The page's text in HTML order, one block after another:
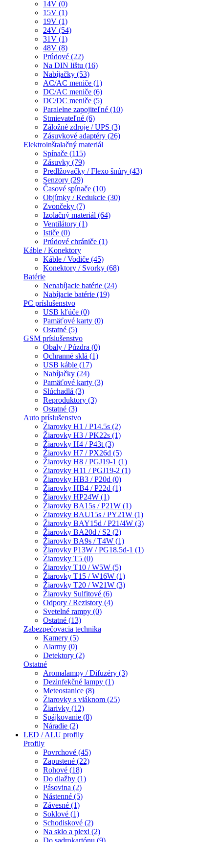
14V (0)
15V (1)
19V (1)
24V (54)
31V (1)
48V (8)
Prúdové (22)
Na DIN lištu (16)
Nabíjačky (53)
AC/AC meniče (1)
DC/AC meniče (6)
DC/DC meniče (5)
Paralelne zapojiteľné (10)
Stmievateľné (6)
Záložné zdroje / UPS (3)
Zásuvkové adaptéry (26)
Elektroinštalačný materiál
Spínače (115)
Zásuvky (79)
Predlžovačky / Flexo šnúry (43)
Senzory (29)
Časové spínače (10)
Objímky / Redukcie (30)
Zvončeky (7)
Izolačný materiál (64)
Ventilátory (1)
Ističe (0)
Prúdové chrániče (1)
Káble / Konektory
Káble / Vodiče (45)
Konektory / Svorky (68)
Batérie
Nenabíjacie batérie (24)
Nabíjacie batérie (19)
PC príslušenstvo
USB kľúče (0)
Pamäťové karty (0)
Ostatné (5)
GSM príslušenstvo
Obaly / Púzdra (0)
Ochranné sklá (1)
USB káble (17)
Nabíjačky (24)
Pamäťové karty (3)
Slúchadlá (3)
Reproduktory (3)
Ostatné (3)
Auto príslušenstvo
Žiarovky H1 / P14.5s (2)
Žiarovky H3 / PK22s (1)
Žiarovky H4 / P43t (3)
Žiarovky H7 / PX26d (5)
Žiarovky H8 / PGJ19-1 (1)
Žiarovky H11 / PGJ19-2 (1)
Žiarovky HB3 / P20d (0)
Žiarovky HB4 / P22d (1)
Žiarovky HP24W (1)
Žiarovky BA15s / P21W (1)
Žiarovky BAU15s / PY21W (1)
Žiarovky BAY15d / P21/4W (3)
Žiarovky BA20d / S2 (2)
Žiarovky BA9s / T4W (1)
Žiarovky P13W / PG18.5d-1 (1)
Žiarovky T5 (0)
Žiarovky T10 / W5W (5)
Žiarovky T15 / W16W (1)
Žiarovky T20 / W21W (3)
Žiarovky Sulfitové (6)
Odpory / Rezistory (4)
Svetelné rampy (0)
Ostatné (13)
Zabezpečovacia technika
Kamery (5)
Alarmy (0)
Detektory (2)
Ostatné
Aromalampy / Difuzéry (3)
Dezinfekčné lampy (1)
Meteostanice (8)
Žiarovky s vláknom (25)
Žiarivky (12)
Spájkovanie (8)
Náradie (2)
LED / ALU profily
Profily
Povrchové (45)
Zapustené (22)
Rohové (18)
Do dlažby (1)
Pásovina (2)
Nástenné (5)
Závesné (1)
Soklové (1)
Schodiskové (2)
Na sklo a plexi (2)
Do sadrokartónu (9)